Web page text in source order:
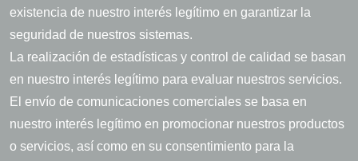
existencia de nuestro interés legítimo en garantizar la
seguridad de nuestros sistemas.
La realización de estadísticas y control de calidad se basan
en nuestro interés legítimo para evaluar nuestros servicios.
El envío de comunicaciones comerciales se basa en
nuestro interés legítimo en promocionar nuestros productos
o servicios, así como en su consentimiento para la